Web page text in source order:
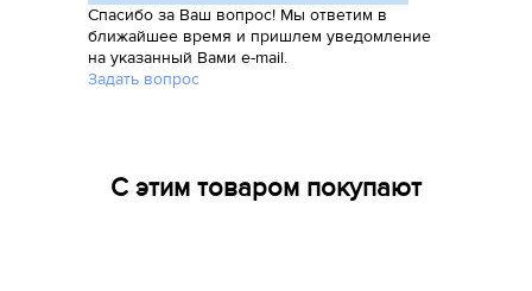
Спасибо за Ваш вопрос! Мы ответим в
ближайшее время и пришлем уведомление
на указанный Вами e-mail.
Задать вопрос
С этим товаром покупают